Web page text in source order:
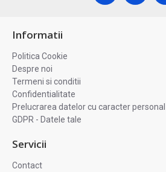
Informatii
Politica Cookie
Despre noi
Termeni si conditii
Confidentialitate
Prelucrarea datelor cu caracter personal
GDPR - Datele tale
Servicii
Contact